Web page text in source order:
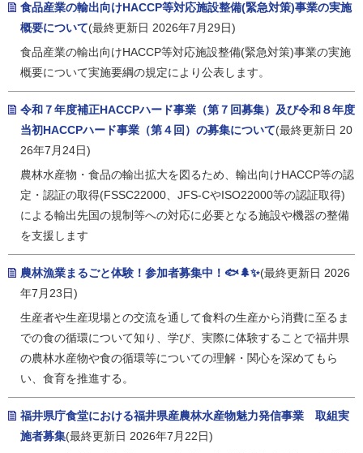
食品産業の輸出向けHACCP等対応施設整備(緊急対策)事業の実施
概要について(最終更新日 2026年7月29日)
食品産業の輸出向けHACCP等対応施設整備(緊急対策)事業の実施
概要について実施要綱の規定により公表します。
令和７年度補正HACCPハード事業（第７回募集）及び令和８年度
当初HACCPハード事業（第４回）の募集について(最終更新日 20
26年7月24日)
農林水産物・食品の輸出拡大を図るため、輸出向けHACCP等の認
定・認証の取得(FSSC22000、JFS-CやISO22000等の認証取得)
による輸出先国の規制等への対応に必要となる施設や機器の整備
を支援します
農林漁業まるごと体験！参加者募集中！🐟🌲✨(最終更新日 2026
年7月23日)
生産者や生産現場との交流を通して食料の生産から消費に至るま
での食の循環について知り、学び、実際に体験することで福井県
の農林水産物や食の循環等についての理解・関心を深めてもら
い、食育を推進する。
福井県庁食堂における福井県産農林水産物魅力発信事業 取組実
施者募集(最終更新日 2026年7月22日)